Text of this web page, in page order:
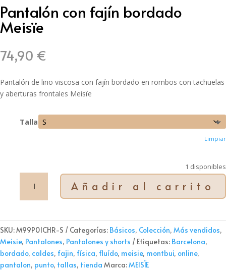
Pantalón con fajín bordado
Meisïe
74,90 €
Pantalón de lino viscosa con fajín bordado en rombos con tachuelas
y aberturas frontales Meisïe
Talla
Limpiar
1 disponibles
fajín
Meisïe
cantidad
Añadir al carrito
SKU:M99P01CHR-S Categorías: Básicos, Colección, Más vendidos,
Meisie, Pantalones, Pantalones y shorts Etiquetas: Barcelona,
bordado, caldes, fajin, física, fluído, meisie, montbui, online,
pantalon, punto, tallas, tienda Marca:MEISÏE